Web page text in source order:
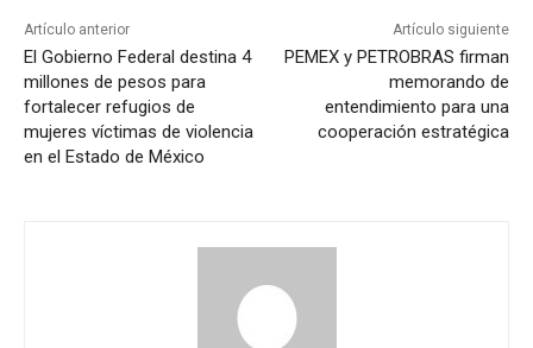
Artículo anterior
El Gobierno Federal destina 4
millones de pesos para
fortalecer refugios de
mujeres víctimas de violencia
en el Estado de México
Artículo siguiente
PEMEX y PETROBRAS firman
memorando de
entendimiento para una
cooperación estratégica